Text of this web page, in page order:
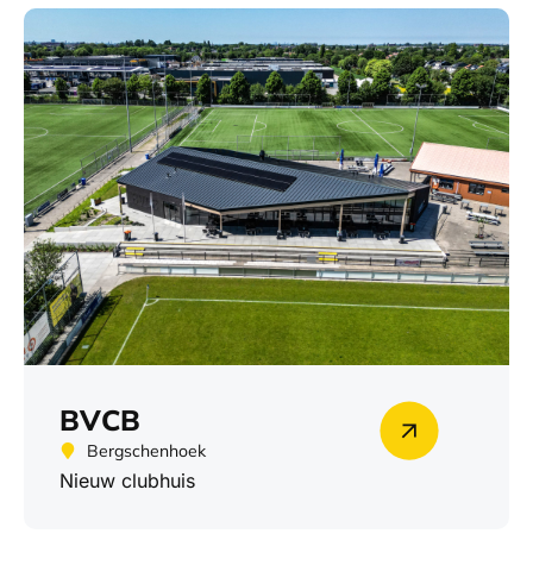
BVCB
Bergschenhoek
Nieuw clubhuis